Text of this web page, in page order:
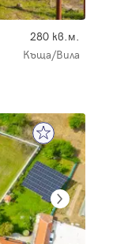
280 кв.м.
Къща/Вила